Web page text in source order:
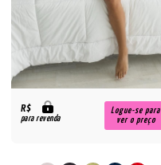
R$
para revenda
Logue-se para
ver o preço